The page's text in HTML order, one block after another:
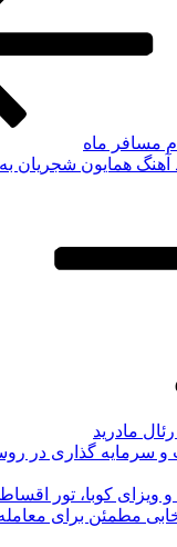
مسافر ماه
آهنگ همایون شجریان
مادرید
سرمایه گذاری در
و ویزای کوبا، تور
مطمئن برای